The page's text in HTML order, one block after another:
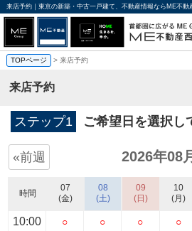
来店予約｜東京の新築・中古一戸建て、不動産情報ならME不動
TOPページ > 来店予約
来店予約
ステップ1 ご希望日を選択し
«前週 2026年08月
時間
10:00
07
(金)
○
08
(土)
○
09
(日)
○
10
(月)
○